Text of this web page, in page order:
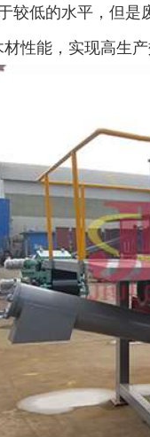
较低的水平，但
性能，实现高生
机